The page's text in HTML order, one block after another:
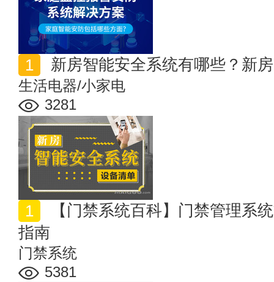
新房智能安全系统有哪些？新
生活电器/小家电
3281
指南
门禁系统
5381